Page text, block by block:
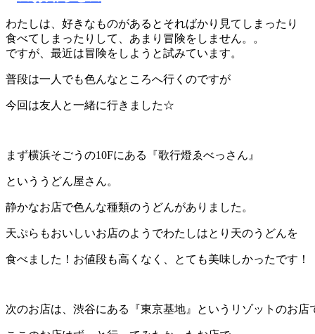
わたしは、好きなものがあるとそればかり見てしまったり
食べてしまったりして、あまり冒険をしません。。
ですが、最近は冒険をしようと試みています。
普段は一人でも色んなところへ行くのですが
今回は友人と一緒に行きました☆
まず横浜そごうの10Fにある『歌行燈ゑべっさん』
といううどん屋さん。
静かなお店で色んな種類のうどんがありました。
天ぷらもおいしいお店のようでわたしはとり天のうどんを
食べました！お値段も高くなく、とても美味しかったです！
次のお店は、渋谷にある『東京基地』というリゾットのお店